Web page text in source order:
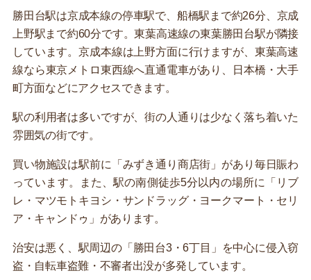
勝田台駅は京成本線の停車駅で、船橋駅まで約26分、京成
上野駅まで約60分です。東葉高速線の東葉勝田台駅が隣接
しています。京成本線は上野方面に行けますが、東葉高速
線なら東京メトロ東西線へ直通電車があり、日本橋・大手
町方面などにアクセスできます。
駅の利用者は多いですが、街の人通りは少なく落ち着いた
雰囲気の街です。
買い物施設は駅前に「みずき通り商店街」があり毎日賑わ
っています。また、駅の南側徒歩5分以内の場所に「リブ
レ・マツモトキヨシ・サンドラッグ・ヨークマート・セリ
ア・キャンドゥ」があります。
治安は悪く、駅周辺の「勝田台3・6丁目」を中心に侵入窃
盗・自転車盗難・不審者出没が多発しています。